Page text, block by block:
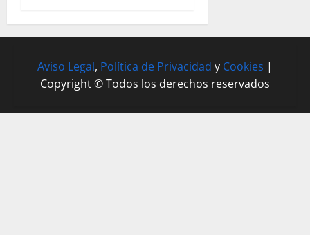
Aviso Legal, Política de Privacidad y Cookies |
Copyright © Todos los derechos reservados